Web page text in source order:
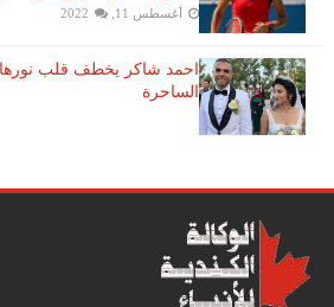
أغسطس 11, 2022
احمد شاكر يخطف قلب
الساحرة